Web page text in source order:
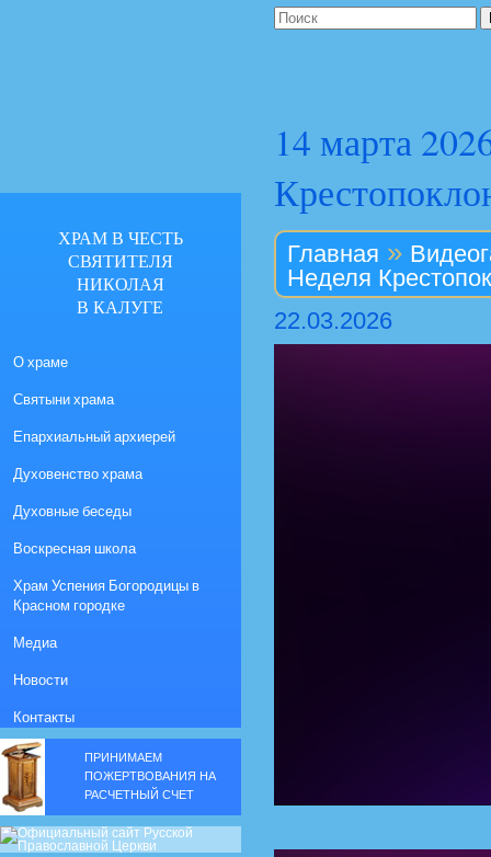
14 марта
Главная »
Неделя
22.03.2026
ХРАМ В ЧЕСТЬ
СВЯТИТЕЛЯ
НИКОЛАЯ
В КАЛУГЕ
О храме
Святыни храма
Епархиальный архиерей
Духовенство храма
Духовные беседы
Воскресная школа
Храм Успения Богородицы в
Красном городке
Медиа
Новости
Контакты
ПРИНИМАЕМ
ПОЖЕРТВОВАНИЯ НА
РАСЧЕТНЫЙ СЧЕТ